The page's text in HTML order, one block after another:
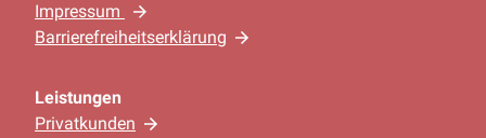
Impressum
Barrierefreiheitserklärung
Leistungen
Privatkunden